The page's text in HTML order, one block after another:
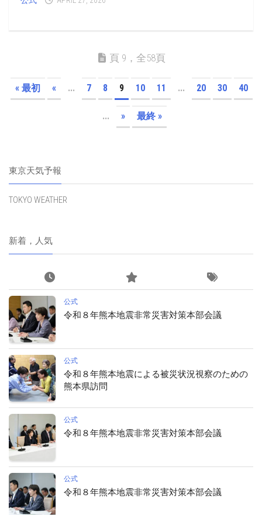
頁 9，全58頁
« 最初 « ... 7 8 9 10 11 ... 20 30 40
... » 最終 »
東京天気予報
TOKYO WEATHER
新着，人気
公式
令和８年熊本地震非常災害対策本部会議
公式
令和８年熊本地震による被災状況視察のための
熊本県訪問
公式
令和８年熊本地震非常災害対策本部会議
公式
令和８年熊本地震非常災害対策本部会議